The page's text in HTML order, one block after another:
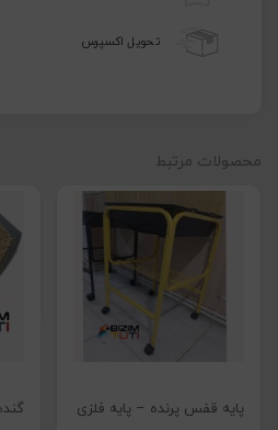
تحویل اکسپرس
محصولات مرتبط
پایه قفس پرنده – پایه فلزی